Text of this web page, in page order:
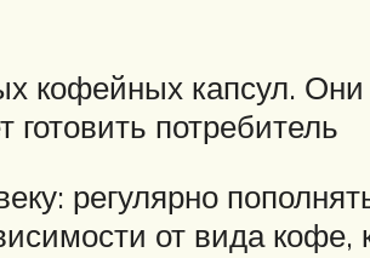
кофейных капсул. Они
потребитель
регулярно
от вида кофе,